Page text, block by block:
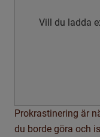
Vill du ladda
Prokrastinering är
du borde göra och